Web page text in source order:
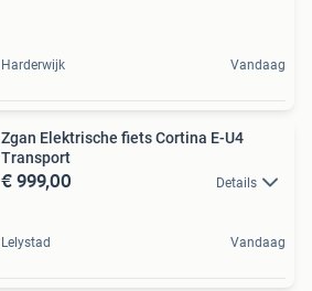
Harderwijk Vandaag
Zgan Elektrische fiets Cortina E-U4
Transport
€ 999,00 Details
Lelystad Vandaag